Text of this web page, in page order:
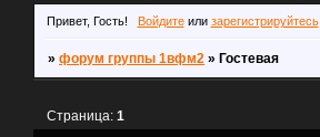
Привет, Гость! Войдитеили зарегистрируйтесь.
»форум группы 1вфм2 »Гостевая
Страница:1